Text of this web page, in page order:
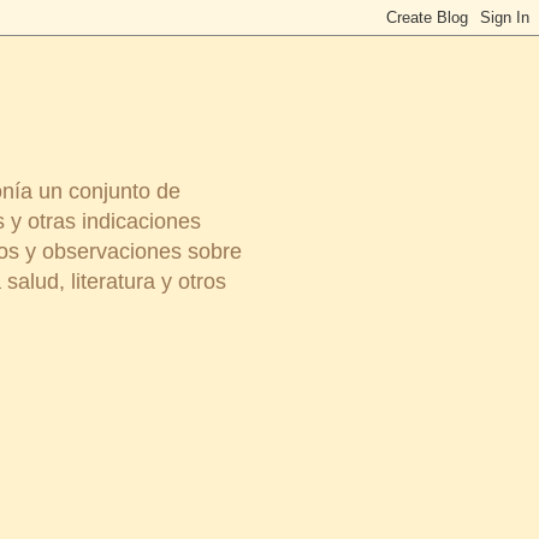
un conjunto de
y otras indicaciones
y observaciones sobre
literatura y otros